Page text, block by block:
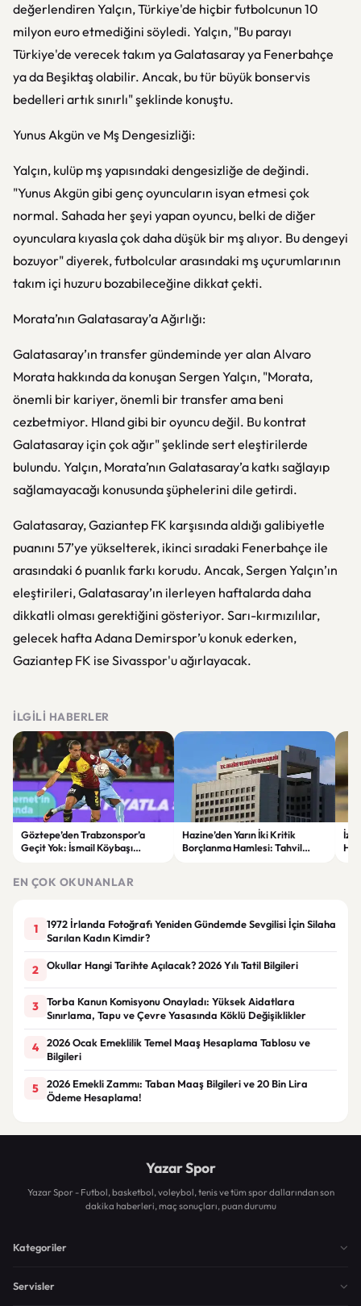
değerlendiren Yalçın, Türkiye'de hiçbir futbolcunun 10
milyon euro etmediğini söyledi. Yalçın, "Bu parayı
Türkiye'de verecek takım ya Galatasaray ya Fenerbahçe
ya da Beşiktaş olabilir. Ancak, bu tür büyük bonservis
bedelleri artık sınırlı" şeklinde konuştu.
Yunus Akgün ve Mş Dengesizliği:
Yalçın, kulüp mş yapısındaki dengesizliğe de değindi.
"Yunus Akgün gibi genç oyuncuların isyan etmesi çok
normal. Sahada her şeyi yapan oyuncu, belki de diğer
oyunculara kıyasla çok daha düşük bir mş alıyor. Bu dengeyi
bozuyor" diyerek, futbolcular arasındaki mş uçurumlarının
takım içi huzuru bozabileceğine dikkat çekti.
Morata’nın Galatasaray’a Ağırlığı:
Galatasaray’ın transfer gündeminde yer alan Alvaro
Morata hakkında da konuşan Sergen Yalçın, "Morata,
önemli bir kariyer, önemli bir transfer ama beni
cezbetmiyor. Hland gibi bir oyuncu değil. Bu kontrat
Galatasaray için çok ağır" şeklinde sert eleştirilerde
bulundu. Yalçın, Morata’nın Galatasaray’a katkı sağlayıp
sağlamayacağı konusunda şüphelerini dile getirdi.
Galatasaray, Gaziantep FK karşısında aldığı galibiyetle
puanını 57’ye yükselterek, ikinci sıradaki Fenerbahçe ile
arasındaki 6 puanlık farkı korudu. Ancak, Sergen Yalçın’ın
eleştirileri, Galatasaray’ın ilerleyen haftalarda daha
dikkatli olması gerektiğini gösteriyor. Sarı-kırmızılılar,
gelecek hafta Adana Demirspor’u konuk ederken,
Gaziantep FK ise Sivasspor'u ağırlayacak.
İLGILI HABERLER
Göztepe’den Trabzonspor’a
Geçit Yok: İsmail Köybaşı
Hazine’den Yarın İki Kritik
Borçlanma Hamlesi: Tahvil
EN ÇOK OKUNANLAR
1
1972 İrlanda Fotoğrafı Yeniden Gündemde Sevgilisi İçin Silaha
Sarılan Kadın Kimdir?
2 Okullar Hangi Tarihte Açılacak? 2026 Yılı Tatil Bilgileri
3
Torba Kanun Komisyonu Onayladı: Yüksek Aidatlara
Sınırlama, Tapu ve Çevre Yasasında Köklü Değişiklikler
4
2026 Ocak Emeklilik Temel Maaş Hesaplama Tablosu ve
Bilgileri
5
2026 Emekli Zammı: Taban Maaş Bilgileri ve 20 Bin Lira
Ödeme Hesaplama!
Yazar Spor
Yazar Spor - Futbol, basketbol, voleybol, tenis ve tüm spor dallarından son
dakika haberleri, maç sonuçları, puan durumu
Kategoriler
Servisler